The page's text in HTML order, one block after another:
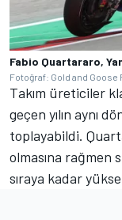
Fabio Quartararo,
Fotoğraf: Gold and
Takım üreticiler
geçen yılın aynı
toplayabildi.
olmasına rağmen
sıraya kadar